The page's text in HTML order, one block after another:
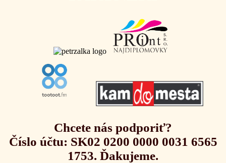
Chcete nás podporiť?
Číslo účtu: SK02 0200 0000 0031 6565
1753. Ďakujeme.